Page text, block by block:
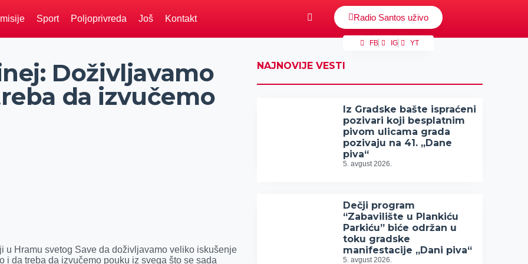
Sport Poljoprivreda Još Kontakt Radio Santos uživo
FB IG YT
Doživljavamo
da izvučemo
u Hramu svetog Save da doživljavamo veliko iskušenje
da treba da izvučemo pouku iz svega što se sada
NAJNOVIJE VESTI
Iz Gradske bašte ispraćeni
pozivari koji besplatnim
pivom ulicama grada
pozivaju na 41. „Dane
piva“
5. avgust 2026.
Dečji program
“Zabavilište u Plankiću
Parkiću” biće održan u
toku gradske
manifestacije „Dani piva“
5. avgust 2026.